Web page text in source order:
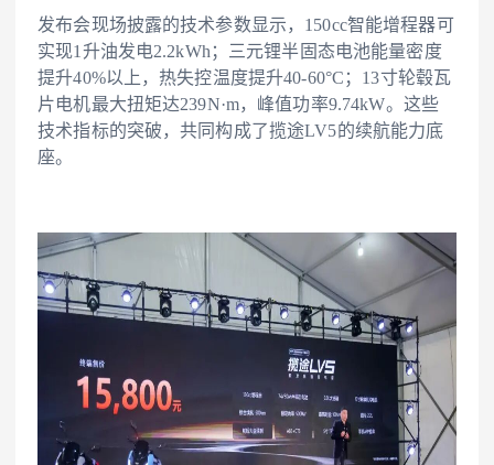
发布会现场披露的技术参数显示，150cc智能增程器可
实现1升油发电2.2kWh；三元锂半固态电池能量密度
提升40%以上，热失控温度提升40-60°C；13寸轮毂瓦
片电机最大扭矩达239N·m，峰值功率9.74kW。这些
技术指标的突破，共同构成了揽途LV5的续航能力底
座。